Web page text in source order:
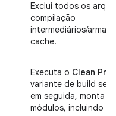
Exclui todos os
compilação
intermediários/
cache.
Executa o Clean
variante de build
em seguida, monta
módulos, incluindo